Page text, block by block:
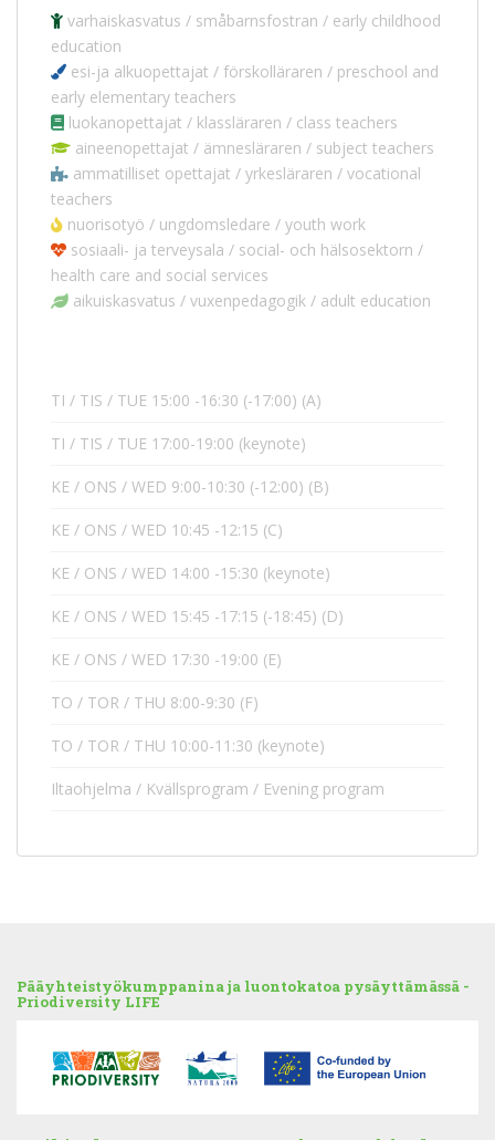
varhaiskasvatus / småbarnsfostran / early childhood
education
esi-ja alkuopettajat / förskolläraren / preschool and
early elementary teachers
luokanopettajat / klassläraren / class teachers
aineenopettajat / ämnesläraren / subject teachers
ammatilliset opettajat / yrkesläraren / vocational
teachers
nuorisotyö / ungdomsledare / youth work
sosiaali- ja terveysala / social- och hälsosektorn /
health care and social services
aikuiskasvatus / vuxenpedagogik / adult education
TI / TIS / TUE 15:00 -16:30 (-17:00) (A)
TI / TIS / TUE 17:00-19:00 (keynote)
KE / ONS / WED 9:00-10:30 (-12:00) (B)
KE / ONS / WED 10:45 -12:15 (C)
KE / ONS / WED 14:00 -15:30 (keynote)
KE / ONS / WED 15:45 -17:15 (-18:45) (D)
KE / ONS / WED 17:30 -19:00 (E)
TO / TOR / THU 8:00-9:30 (F)
TO / TOR / THU 10:00-11:30 (keynote)
Iltaohjelma / Kvällsprogram / Evening program
Pääyhteistyökumppanina ja luontokatoa pysäyttämässä -
Priodiversity LIFE